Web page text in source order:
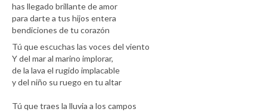
has llegado brillante de amor
para darte a tus hijos entera
bendiciones de tu corazón
Tú que escuchas las voces del viento
Y del mar al marino implorar,
de la lava el rugido implacable
y del niño su ruego en tu altar
Tú que traes la lluvia a los campos